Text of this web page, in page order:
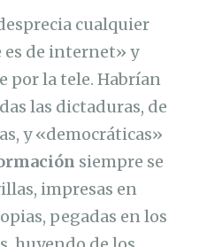
cualquier
de internet» y
por la tele. Habrían
las dictaduras, de
y «democráticas»
siempre se
impresas en
pegadas en los